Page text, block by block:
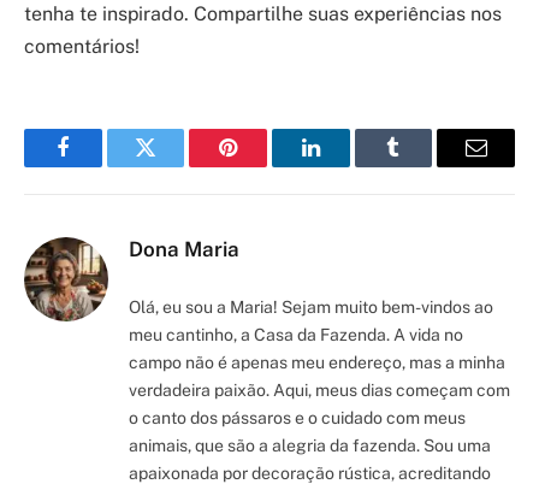
tenha te inspirado. Compartilhe suas experiências nos
comentários!
FacebookTwitter Pinterest LinkedInTumblr Email
Dona Maria
Olá, eu sou a Maria! Sejam muito bem-vindos ao
meu cantinho, a Casa da Fazenda. A vida no
campo não é apenas meu endereço, mas a minha
verdadeira paixão. Aqui, meus dias começam com
o canto dos pássaros e o cuidado com meus
animais, que são a alegria da fazenda. Sou uma
apaixonada por decoração rústica, acreditando